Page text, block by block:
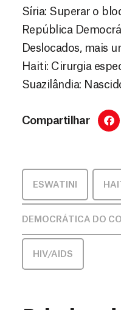
Síria: Superar o
República
Deslocados, mais
Haiti: Cirurgia
Suazilândia:
Compartilhar
ESWATINI
DEMOCRÁTICA DO
HIV/AIDS